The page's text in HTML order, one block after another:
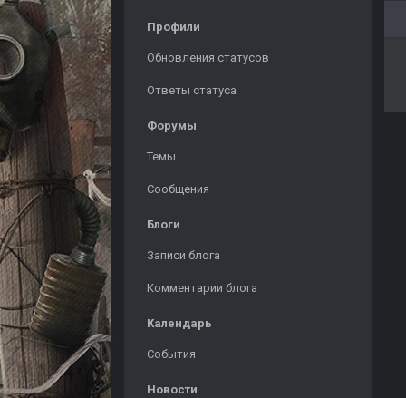
Профили
Обновления статусов
Ответы статуса
Форумы
Темы
Сообщения
Блоги
Записи блога
Комментарии блога
Календарь
События
Новости